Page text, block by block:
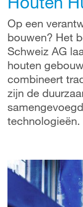
Op een
bouwen? Het
Schweiz AG
houten
combineert
zijn de
technologieën.